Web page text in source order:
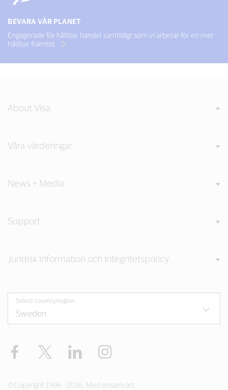
BEVARA VÅR PLANET
Engagerade för hållbar handel samtidigt som vi arbetar för en mer
hållbar framtid.
About Visa
Våra värderingar
News + Media
Support
Juridisk information och integritetspolicy
Select country/region
Facebook Twitter LinkedIn
©Copyright 1996 - 2026. Med ensamrätt.